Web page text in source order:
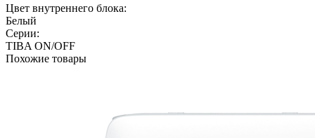
Цвет внутреннего блока:
Белый
Серии:
TIBA ON/OFF
Похожие товары